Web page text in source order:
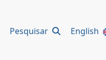
Pesquisar English